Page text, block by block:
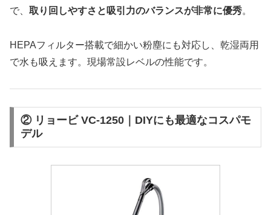
で、 取り回しやすさと吸引力のバランスが非常に優秀。
HEPAフィルター搭載で細かい粉塵にも対応し、乾湿両用
で水も吸えます。現場常設レベルの性能です。
② リョービ VC-1250｜DIYにも最適なコスパモ
デル